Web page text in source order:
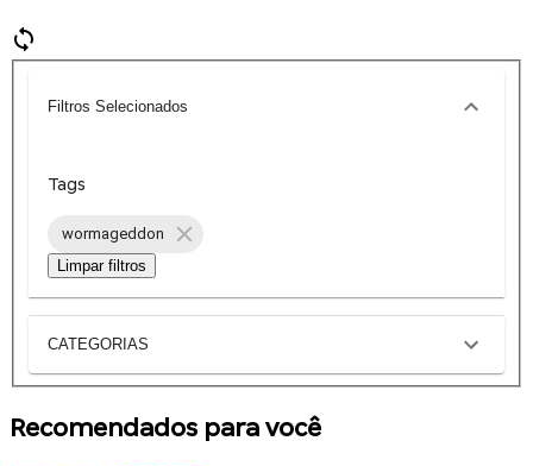
Filtros Selecionados
Tags
wormageddon
Limpar filtros
CATEGORIAS
Recomendados para você